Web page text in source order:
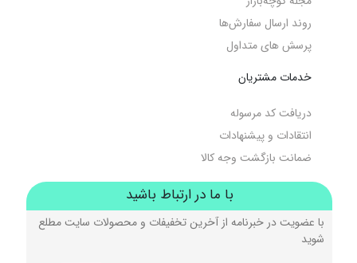
روند ارسال سفارش‌ها
پرسش های متداول
خدمات مشتریان
دریافت کد مرسوله
انتقادات و پیشنهادات
ضمانت بازگشت وجه کالا
با ما در ارتباط باشید
با عضویت در خبرنامه از آخرین تخفیفات و محصولات سایت مطلع
شوید